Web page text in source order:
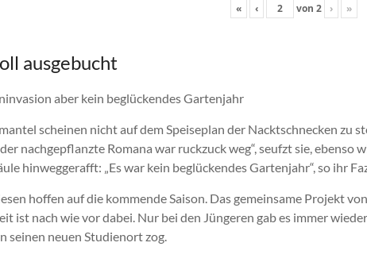
« ‹ von 2 › »
ausgebucht
aber kein beglückendes Gartenjahr
scheinen nicht auf dem Speiseplan der Nacktschnecken zu
nachgepflanzte Romana war ruckzuck weg“, seufzt sie,
hinweggerafft: „Es war kein beglückendes Gartenjahr“, so ihr
hoffen auf die kommende Saison. Das gemeinsame Projekt
ist nach wie vor dabei. Nur bei den Jüngeren gab es immer
seinen neuen Studienort zog.